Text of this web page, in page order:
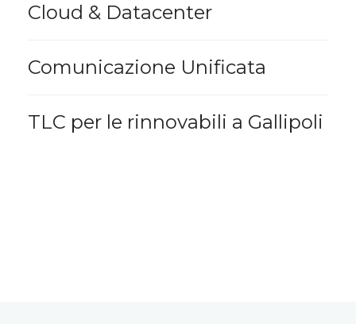
Cloud & Datacenter
Comunicazione Unificata
TLC per le rinnovabili a Gallipoli